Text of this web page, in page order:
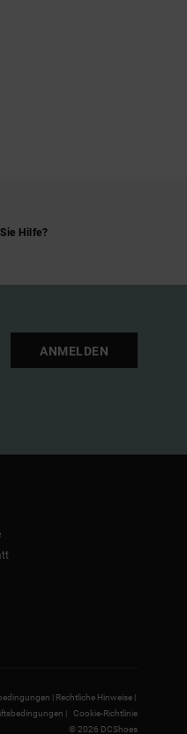
Hilfe?
ANMELDEN
| Rechtliche Hinweise |
|
Cookie-Richtlinie
© 2026 DCShoes